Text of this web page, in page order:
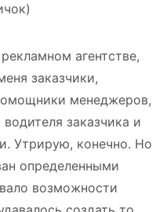
агентстве,
заказчики,
менеджеров,
заказчика и
Утрирую, конечно. Но
определенными
возможности